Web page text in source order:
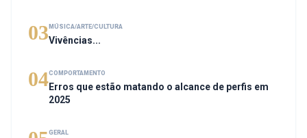
03 MÚSICA/ARTE/CULTURA
Vivências...
04COMPORTAMENTO
Erros que estão matando o alcance de perfis em
2025
GERAL